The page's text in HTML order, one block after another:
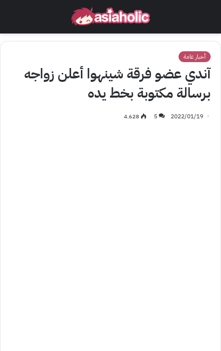
أخبار عامة
آندي عضو فرقة شينهوا أعلن زواجه
برسالة مكتوبة بخط يده
2022/01/19
5 4٬628